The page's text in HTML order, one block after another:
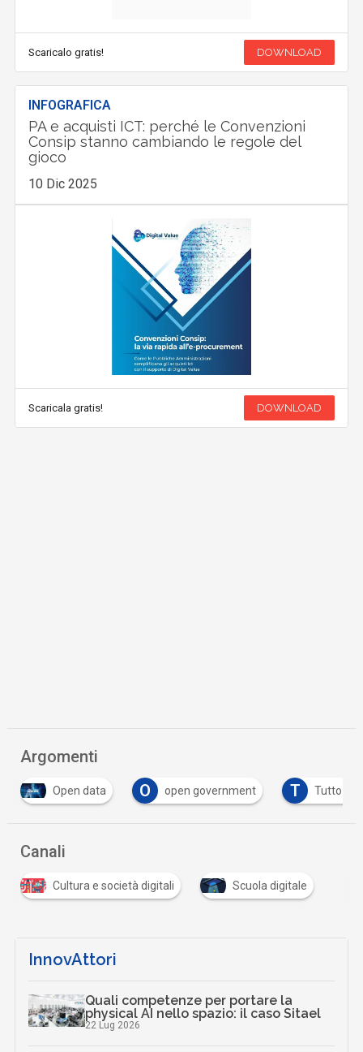
Scaricalo gratis! DOWNLOAD
INFOGRAFICA
PA e acquisti ICT: perché le Convenzioni
Consip stanno cambiando le regole del
gioco
10 Dic 2025
Scaricala gratis! DOWNLOAD
Argomenti
Open data O open government T Tutto su
Canali
Cultura e società digitali Scuola digitale
InnovAttori
Quali competenze per portare la
physical AI nello spazio: il caso Sitael
22 Lug 2026